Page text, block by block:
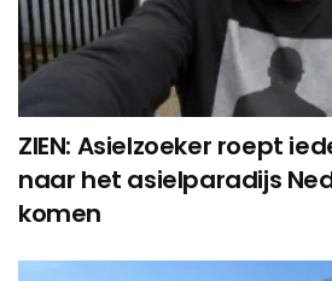
ZIEN: Asielzoeker roept
naar het asielparadijs
komen